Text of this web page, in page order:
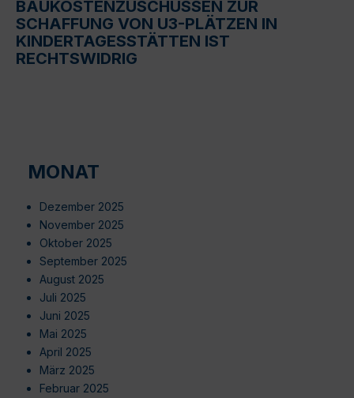
BAUKOSTENZUSCHÜSSEN ZUR
SCHAFFUNG VON U3-PLÄTZEN IN
KINDERTAGESSTÄTTEN IST
RECHTSWIDRIG
MONAT
Dezember 2025
November 2025
Oktober 2025
September 2025
August 2025
Juli 2025
Juni 2025
Mai 2025
April 2025
März 2025
Februar 2025